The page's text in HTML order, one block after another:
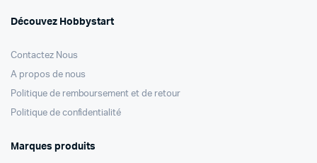
Découvez Hobbystart
Contactez Nous
A propos de nous
Politique de remboursement et de retour
Politique de confidentialité
Marques produits